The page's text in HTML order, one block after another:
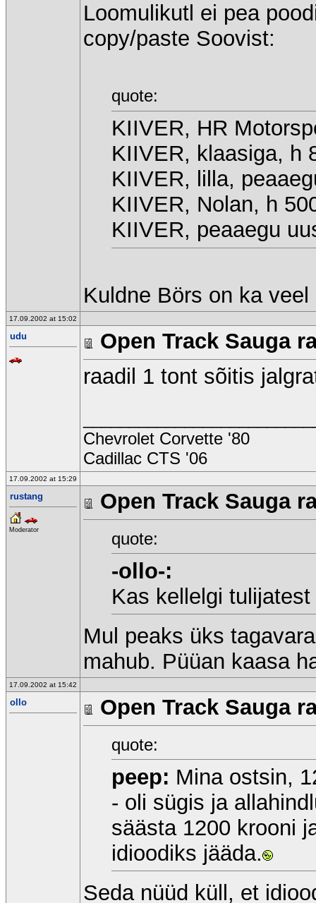
Loomulikutl ei pea
copy/paste Soovist:
quote:
KIIVER, HR
KIIVER, klaasiga, h
KIIVER, lilla,
KIIVER, Nolan, h
KIIVER, peaaegu
Kuldne Börs on ka veel
17.09.2002 at 15:02
udu
Open Track Sauga
raadil 1 tont sõitis
Chevrolet Corvette '80
Cadillac CTS '06
17.09.2002 at 15:29
rustang
Moderator
Open Track Sauga
quote:
-ollo-:
Kas kellelgi
Mul peaks üks
mahub. Püüan kaasa
17.09.2002 at 15:42
ollo Open Track Sauga
quote:
peep: Mina ostsin,
- oli sügis ja
säästa 1200 krooni
idioodiks jääda.
Seda nüüd küll, et